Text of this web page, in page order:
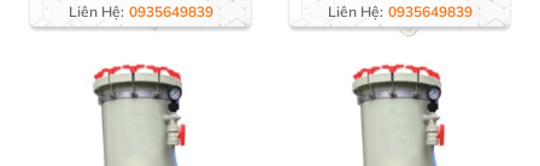
Liên Hệ: 0935649839
Liên Hệ: 0935649839